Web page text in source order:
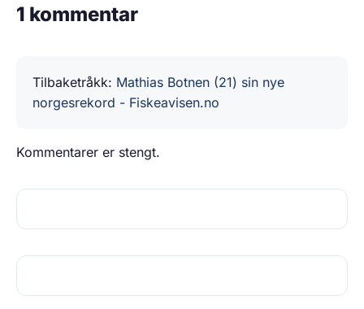
1 kommentar
Tilbaketråkk: Mathias Botnen (21) sin nye
norgesrekord - Fiskeavisen.no
Kommentarer er stengt.